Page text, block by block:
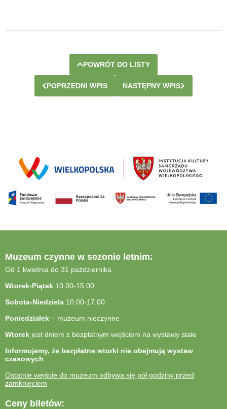
POWRÓT DO LISTY
POPRZEDNI WPIS NASTĘPNY WPIS
Muzeum czynne w sezonie letnim:
Od 1 kwietnia do 31 października
Wtorek-Piątek 10.00-15.00
Sobota-Niedziela 10.00-17.00
Poniedziałek – muzeum nieczynne
Wtorek jest dniem z bezpłatnym wejściem na wystawy stałe
Informujemy, że bezpłatne wtorki nie obejmują wystaw
czasowych
Ostatnie wejście do muzeum odbywa się pół godziny przed
zamknięciem
Ceny biletów: